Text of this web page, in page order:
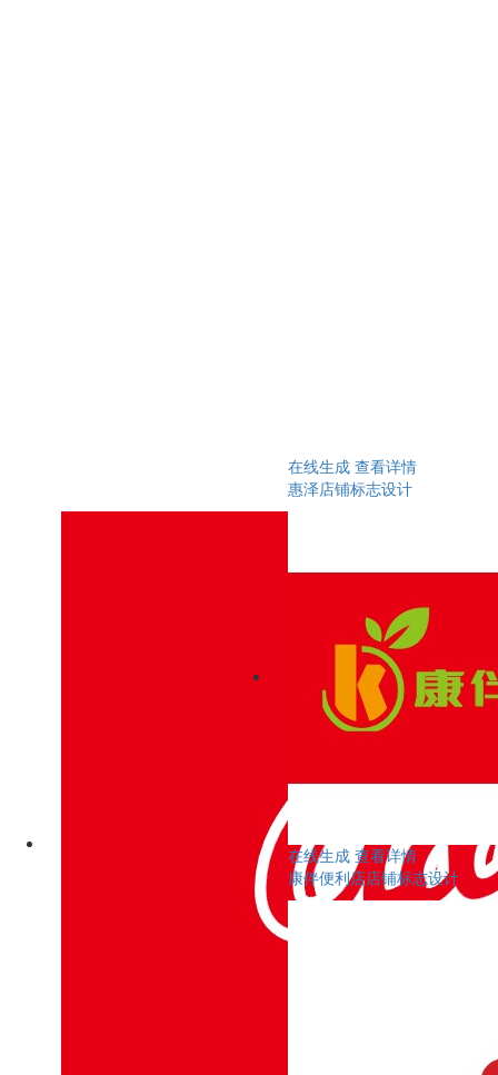
在线生成 查看详情
惠泽店铺标志设计
在线生成 查看详情
康伴便利店店铺标志设计